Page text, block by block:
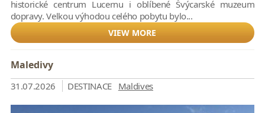
historické centrum Lucernu i oblíbené Švýcarské muzeum
dopravy. Velkou výhodou celého pobytu bylo...
VIEW MORE
Maledivy
31.07.2026 DESTINACE Maldives